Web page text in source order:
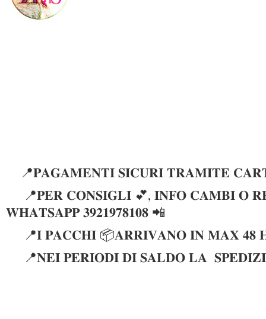
📍𝐏𝐀𝐆𝐀𝐌𝐄𝐍𝐓𝐈 𝐒𝐈𝐂𝐔𝐑𝐈 𝐓𝐑𝐀𝐌𝐈𝐓𝐄
📍𝐏𝐄𝐑 𝐂𝐎𝐍𝐒𝐈𝐆𝐋𝐈 💕, 𝐈𝐍𝐅𝐎 𝐂𝐀𝐌𝐁𝐈 𝐎
𝐖𝐇𝐀𝐓𝐒𝐀𝐏𝐏 𝟑𝟗𝟐𝟏𝟗𝟕𝟖𝟏𝟎𝟖 📲
📍𝐈 𝐏𝐀𝐂𝐂𝐇𝐈 📦𝐀𝐑𝐑𝐈𝐕𝐀𝐍𝐎 𝐈𝐍 𝐌𝐀𝐗 𝟒𝟖
📍𝐍𝐄𝐈 𝐏𝐄𝐑𝐈𝐎𝐃𝐈 𝐃𝐈 𝐒𝐀𝐋𝐃𝐎 𝐋𝐀